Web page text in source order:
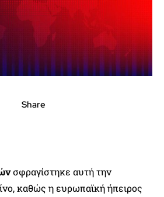
Share
σφραγίστηκε αυτή την
καθώς η ευρωπαϊκή ήπειρος